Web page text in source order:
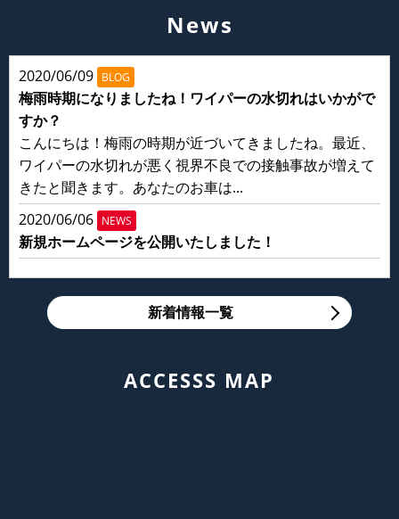
News
2020/06/09 BLOG
梅雨時期になりましたね！ワイパーの水切れはいかがで
すか？
こんにちは！梅雨の時期が近づいてきましたね。最近、
ワイパーの水切れが悪く視界不良での接触事故が増えて
きたと聞きます。あなたのお車は...
2020/06/06 NEWS
新規ホームページを公開いたしました！
新着情報一覧
ACCESSS MAP